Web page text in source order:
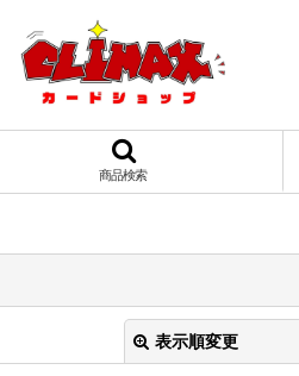
商品検索
表示順変更